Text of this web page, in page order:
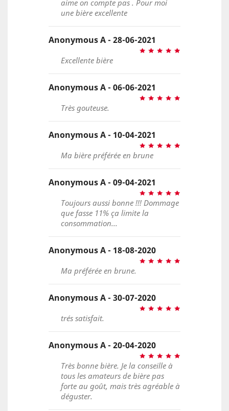
aime on compte pas . Pour moi
une bière excellente
Anonymous A - 28-06-2021
Excellente bière
Anonymous A - 06-06-2021
Très gouteuse.
Anonymous A - 10-04-2021
Ma bière préférée en brune
Anonymous A - 09-04-2021
Toujours aussi bonne !!! Dommage
que fasse 11% ça limite la
consommation...
Anonymous A - 18-08-2020
Ma préférée en brune.
Anonymous A - 30-07-2020
trés satisfait.
Anonymous A - 20-04-2020
Très bonne bière. Je la conseille à
tous les amateurs de bière pas
forte au goût, mais très agréable à
déguster.